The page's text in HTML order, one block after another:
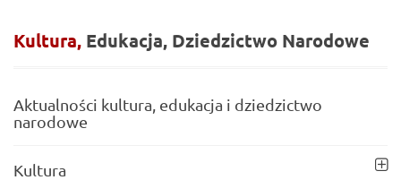
Kultura, Edukacja, Dziedzictwo Narodowe
Aktualności kultura, edukacja i dziedzictwo
narodowe
Kultura